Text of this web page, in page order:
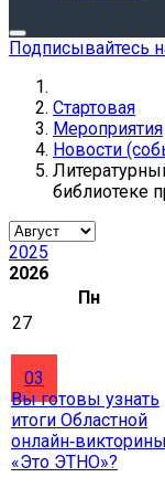
Подписывайтесь
Стартовая
Мероприятия
Новости
библиотеке
2025
2026
Пн
27
03
Вы готовы узнать
итоги Областной
онлайн‑викторины
«Это ЭТНО»?